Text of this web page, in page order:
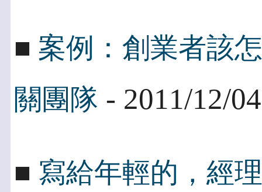
■ 案例：創業者該
關團隊 - 2011/12/04
■ 寫給年輕的，經